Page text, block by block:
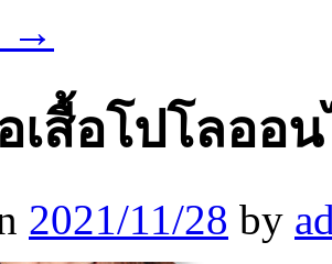
→
เสื้อโปโลออ
2021/11/28 by